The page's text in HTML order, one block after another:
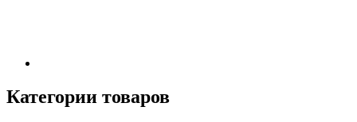
Категории товаров